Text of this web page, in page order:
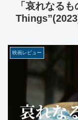
「哀れなる
映画レビュー